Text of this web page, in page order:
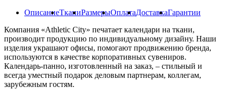
ОписаниеТканиРазмерыОплатаДоставкаГарантии
Компания «Athletic City» печатает календари на ткани,
производит продукцию по индивидуальному дизайну. Наши
изделия украшают офисы, помогают продвижению бренда,
используются в качестве корпоративных сувениров.
Календарь-панно, изготовленный на заказ, – стильный и
всегда уместный подарок деловым партнерам, коллегам,
зарубежным гостям.